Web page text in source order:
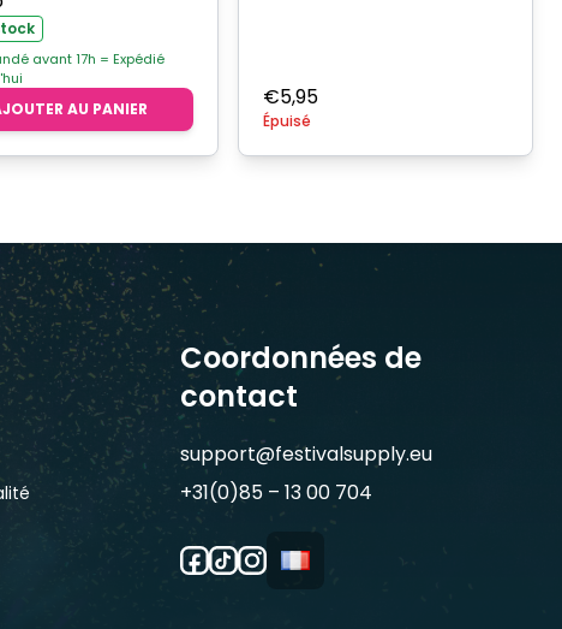
avant 17h = Expédié
AU PANIER €5,95
Épuisé
Coordonnées de
contact
support@festivalsupply.eu
+31(0)85 – 13 00 704